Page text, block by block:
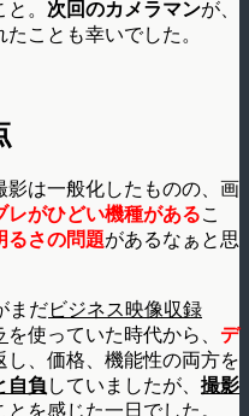
と。 次回のカメラマンが、
ことも幸いでした。
は一般化したものの、画
レがひどい機種があるこ
るさの問題があるなぁと思
まだビジネス映像収録
を使っていた時代から、 デ
、価格、機能性の両方を
自負 していましたが、 撮影
とを感じた一日でした。